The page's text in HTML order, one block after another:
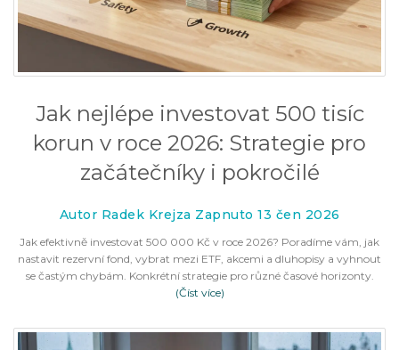
Jak nejlépe investovat 500 tisíc
korun v roce 2026: Strategie pro
začátečníky i pokročilé
Autor Radek Krejza Zapnuto 13 čen 2026
Jak efektivně investovat 500 000 Kč v roce 2026? Poradíme vám, jak
nastavit rezervní fond, vybrat mezi ETF, akcemi a dluhopisy a vyhnout
se častým chybám. Konkrétní strategie pro různé časové horizonty.
(Číst více)